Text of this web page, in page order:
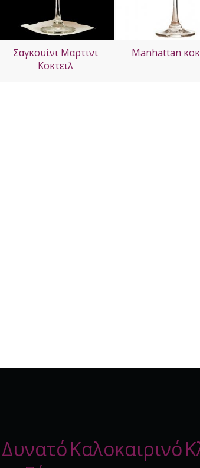
Σαγκουίνι Μαρτινι
Κοκτειλ
Manhattan
ΔυνατόΚαλοκαιρινό